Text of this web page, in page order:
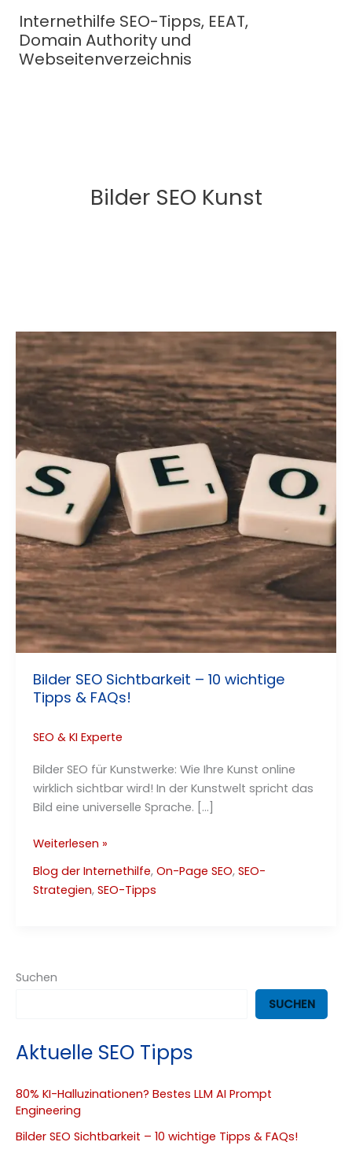
Inhalt
springen
Internethilfe SEO-Tipps, EEAT,
Domain Authority und
Webseitenverzeichnis
Bilder SEO Kunst
Bilder SEO Sichtbarkeit – 10 wichtige
Tipps & FAQs!
SEO & KI Experte
Bilder SEO für Kunstwerke: Wie Ihre Kunst online
wirklich sichtbar wird! In der Kunstwelt spricht das
Bild eine universelle Sprache. […]
Bilder
Sichtbarkeit
–
&
Weiterlesen »
Blog der Internethilfe, On-Page SEO, SEO-
Strategien, SEO-Tipps
Suchen
SUCHEN
Aktuelle SEO Tipps
80% KI-Halluzinationen? Bestes LLM AI Prompt
Engineering
Bilder SEO Sichtbarkeit – 10 wichtige Tipps & FAQs!